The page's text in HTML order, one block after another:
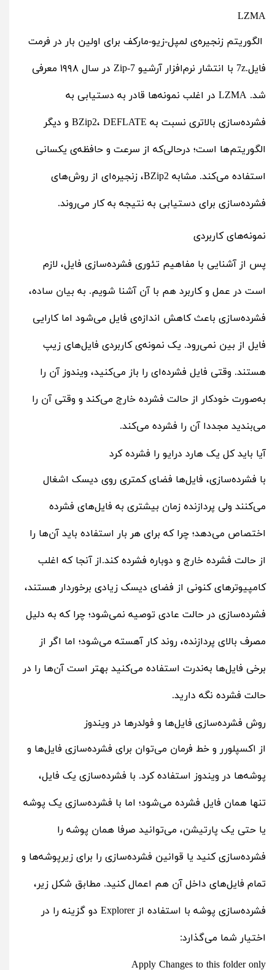
LZMA
الگوریتم زنجیره‌ی لمپل-زیو-مارکف برای اولین‌ بار در فرمت
فایل.7z با انتشار نرم‌افزار آرشیو 7-Zip در سال ۱۹۹۸ معرفی
شد. LZMA در اغلب نمونه‌ها قادر به دستیابی به
فشرده‌سازی بالاتری نسبت به BZip2، DEFLATE و دیگر
الگوریتم‌ها است؛ درحالی‌که از سرعت و حافظه‌ی یکسانی
استفاده می‌کند. مشابه BZip2، زنجیره‌ای از روش‌های
فشرده‌سازی برای دستیابی به نتیجه به کار می‌روند.
نمونه‌های کاربردی
پس از آشنایی با مفاهیم تئوری فشرده‌سازی فایل، لازم
است در عمل و کاربرد هم با آن آشنا شویم. به بیان ساده،
فشرده‌سازی باعث کاهش اندازه‌ی فایل می‌شود اما کارایی
فایل از بین نمی‌رود. یک نمونه‌ی کاربردی فایل‌های زیپ
هستند. وقتی فایل فشرده‌ای را باز می‌کنید، ویندوز آن را
به‌صورت خودکار از حالت فشرده خارج می‌کند و وقتی آن را
می‌بندید مجددا آن را فشرده می‌کند.
آیا باید کل یک هارد درایو را فشرده کرد
با فشرده‌سازی، فایل‌ها فضای کمتری روی دیسک اشغال
می‌کنند ولی پردازنده زمان بیشتری به فایل‌های فشرده
اختصاص می‌دهد؛ چرا که برای هر بار استفاده باید آن‌ها را
از حالت فشرده خارج و دوباره فشرده‌ کند.از آنجا که اغلب
کامپیوترهای کنونی از فضای دیسک زیادی برخوردار هستند،
فشرده‌سازی در حالت عادی توصیه نمی‌شود؛ چرا که به دلیل
مصرف بالای پردازنده، روند کار آهسته می‌شود؛ اما اگر از
برخی فایل‌ها به‌ندرت استفاده می‌کنید بهتر است آن‌ها را در
حالت فشرده نگه دارید.
روش فشرده‌سازی فایل‌ها و فولدرها در ویندوز
از اکسپلورر و خط فرمان می‌توان برای فشرده‌سازی فایل‌ها و
پوشه‌ها در ویندوز استفاده کرد. با فشرده‌سازی یک فایل،
تنها همان فایل فشرده می‌شود؛ اما با فشرده‌سازی یک پوشه
یا حتی یک پارتیشن، می‌توانید صرفا همان پوشه را
فشرده‌سازی کنید یا قوانین فشرده‌سازی را برای زیرپوشه‌ها و
تمام فایل‌های داخل آن هم اعمال کنید. مطابق شکل زیر،
فشرده‌سازی پوشه با استفاده از Explorer دو گزینه را در
اختیار شما می‌گذارد:
Apply Changes to this folder only